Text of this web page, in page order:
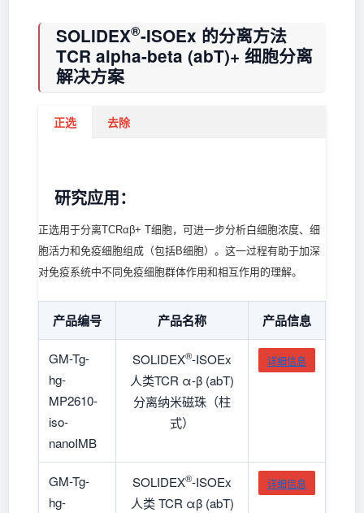
SOLIDEX®-ISOEx 的分离方法
TCR alpha-beta (abT)+ 细胞分离
解决方案
正选 去除
研究应用：
正选用于分离TCRαβ+ T细胞，可进一步分析白细胞浓度、细
胞活力和免疫细胞组成（包括B细胞）。这一过程有助于加深
对免疫系统中不同免疫细胞群体作用和相互作用的理解。
产品编号 产品名称 产品信息
GM-Tg-
hg-
MP2610-
iso-
nanoIMB
SOLIDEX®-ISOEx
人类TCR α-β (abT)
分离纳米磁珠（柱
式）
详细信息
GM-Tg-
hg-
SOLIDEX®-ISOEx
人类 TCR αβ (abT)
详细信息